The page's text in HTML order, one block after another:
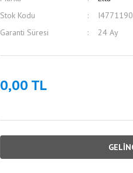
Stok Kodu
Garanti Süresi
24 Ay
0,00 TL